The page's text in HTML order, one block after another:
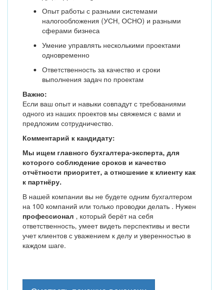
Опыт работы с разными системами
налогообложения (УСН, ОСНО) и разными
сферами бизнеса
Умение управлять несколькими проектами
одновременно
Ответственность за качество и сроки
выполнения задач по проектам
Важно:
Если ваш опыт и навыки совпадут с требованиями
одного из наших проектов мы свяжемся с вами и
предложим сотрудничество.
Комментарий к кандидату:
Мы ищем главного бухгалтера-эксперта, для
которого соблюдение сроков и качество
отчётности приоритет, а отношение к клиенту как
к партнёру.
В нашей компании вы не будете одним бухгалтером
на 100 компаний или только проводки делать . Нужен
профессионал , который берёт на себя
ответственность, умеет видеть перспективы и вести
учет клиентов с уважением к делу и уверенностью в
каждом шаге.